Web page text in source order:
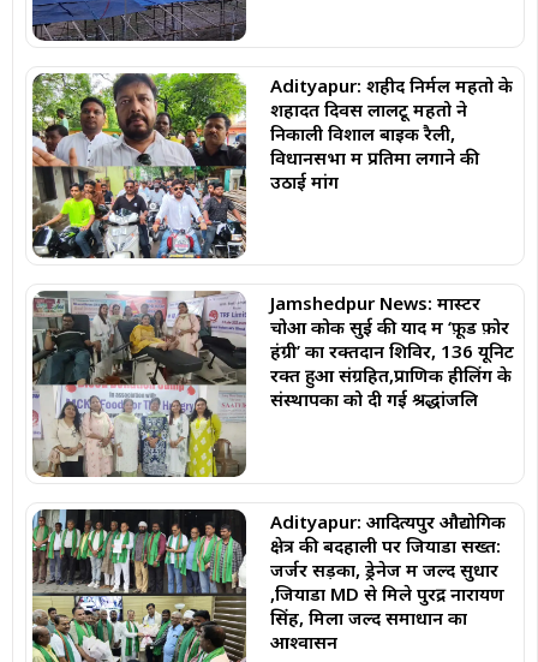
Adityapur: शहीद निर्मल महतो के
शहादत दिवस लालटू महतो ने
निकाली विशाल बाइक रैली,
विधानसभा में प्रतिमा लगाने की
उठाई मांग
Jamshedpur News: मास्टर
चोआ कोक सुई की याद में ‘फ़ूड फ़ोर
हंग्री’ का रक्तदान शिविर, 136 यूनिट
रक्त हुआ संग्रहित,प्राणिक हीलिंग के
संस्थापकों को दी गई श्रद्धांजलि
Adityapur: आदित्यपुर औद्योगिक
क्षेत्र की बदहाली पर जियाडा सख्त:
जर्जर सड़कों, ड्रेनेज में जल्द सुधार
,जियाडा MD से मिले पुरेंद्र नारायण
सिंह, मिला जल्द समाधान का
आश्वासन